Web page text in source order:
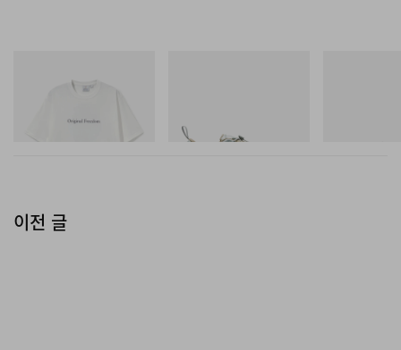
Print T-Shirt 컬렉션의 사전 예약은 7월 중순 오픈될 예정
쇼핑하기
이전 글